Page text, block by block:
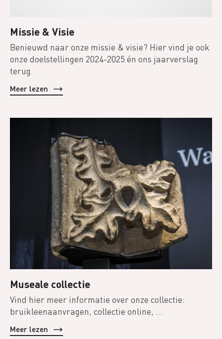
Missie & Visie
Benieuwd naar onze missie & visie? Hier vind je ook
onze doelstellingen 2024-2025 én ons jaarverslag
terug.
Meer lezen
Museale collectie
Vind hier meer informatie over onze collectie:
bruikleenaanvragen, collectie online, ...
Meer lezen